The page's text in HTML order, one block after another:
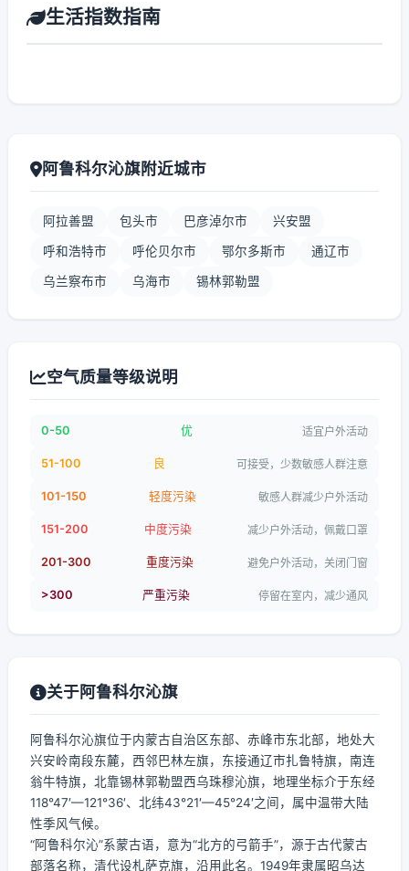
生活指数指南
阿鲁科尔沁旗附近城市
阿拉善盟 包头市 巴彦淖尔市 兴安盟
呼和浩特市 呼伦贝尔市 鄂尔多斯市 通辽市
乌兰察布市 乌海市 锡林郭勒盟
空气质量等级说明
0-50 优 适宜户外活动
51-100 良 可接受，少数敏感人群注意
101-150 轻度污染 敏感人群减少户外活动
151-200 中度污染 减少户外活动，佩戴口罩
201-300 重度污染 避免户外活动，关闭门窗
>300 严重污染 停留在室内，减少通风
关于阿鲁科尔沁旗
阿鲁科尔沁旗位于内蒙古自治区东部、赤峰市东北部，地处大
兴安岭南段东麓，西邻巴林左旗，东接通辽市扎鲁特旗，南连
翁牛特旗，北靠锡林郭勒盟西乌珠穆沁旗，地理坐标介于东经
118°47′—121°36′、北纬43°21′—45°24′之间，属中温带大陆
性季风气候。
“阿鲁科尔沁”系蒙古语，意为“北方的弓箭手”，源于古代蒙古
部落名称，清代设札萨克旗，沿用此名。1949年隶属昭乌达